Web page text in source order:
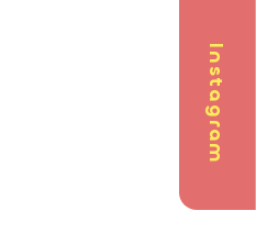
Instagram